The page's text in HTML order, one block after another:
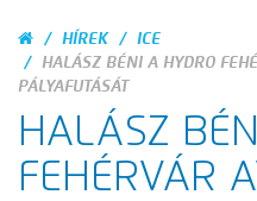
HÍREK
ICE
HALÁSZ BÉNI A HYDRO
PÁLYAFUTÁSÁT
HALÁSZ
FEHÉRVÁR